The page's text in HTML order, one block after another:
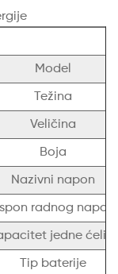
Model
Težina
Veličina
Boja
Nazivni napon
radnog
jedne ćelije
Tip baterije